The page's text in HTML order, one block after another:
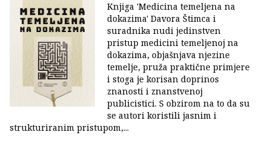
Knjiga 'Medicina temeljena na
dokazima' Davora Štimca i
suradnika nudi jedinstven
pristup medicini temeljenoj na
dokazima, objašnjava njezine
temelje, pruža praktične primjere
i stoga je korisan doprinos
znanosti i znanstvenoj
publicistici. S obzirom na to da su
se autori koristili jasnim i
strukturiranim pristupom,...